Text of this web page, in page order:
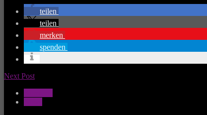
teilen
teilen
merken
spenden
Next Post